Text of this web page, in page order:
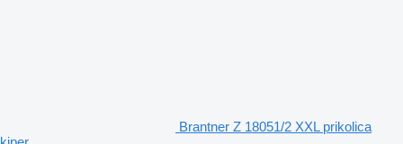
Brantner Z 18051/2 XXL prikolica